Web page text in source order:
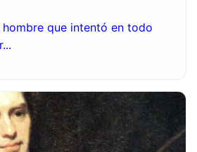
que intentó en todo